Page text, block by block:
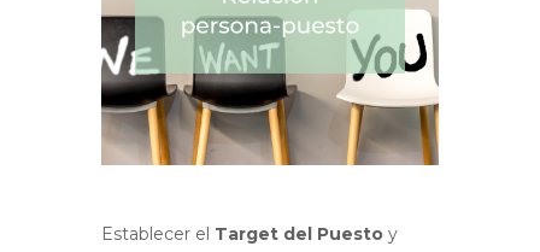
Establecer el Target del Puesto y